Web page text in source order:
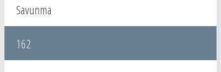
Savunma
162